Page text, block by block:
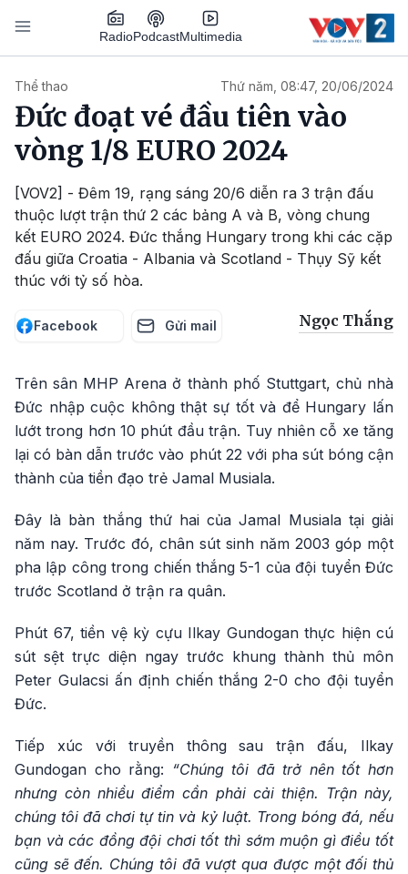
Nhảy đến nội dung
RadioPodcastMultimedia
Thể thao Thứ năm, 08:47, 20/06/2024
Đức đoạt vé đầu tiên vào
vòng 1/8 EURO 2024
[VOV2] - Đêm 19, rạng sáng 20/6 diễn ra 3 trận đấu
thuộc lượt trận thứ 2 các bảng A và B, vòng chung
kết EURO 2024. Đức thắng Hungary trong khi các cặp
đấu giữa Croatia - Albania và Scotland - Thụy Sỹ kết
thúc với tỷ số hòa.
Facebook Gửi mail Ngọc Thắng
Trên sân MHP Arena ở thành phố Stuttgart, chủ nhà
Đức nhập cuộc không thật sự tốt và để Hungary lấn
lướt trong hơn 10 phút đầu trận. Tuy nhiên cỗ xe tăng
lại có bàn dẫn trước vào phút 22 với pha sút bóng cận
thành của tiền đạo trẻ Jamal Musiala.
Đây là bàn thắng thứ hai của Jamal Musiala tại giải
năm nay. Trước đó, chân sút sinh năm 2003 góp một
pha lập công trong chiến thắng 5-1 của đội tuyển Đức
trước Scotland ở trận ra quân.
Phút 67, tiền vệ kỳ cựu Ilkay Gundogan thực hiện cú
sút sệt trực diện ngay trước khung thành thủ môn
Peter Gulacsi ấn định chiến thắng 2-0 cho đội tuyển
Đức.
Tiếp xúc với truyền thông sau trận đấu, Ilkay
Gundogan cho rằng: “Chúng tôi đã trở nên tốt hơn
nhưng còn nhiều điểm cần phải cải thiện. Trận này,
chúng tôi đã chơi tự tin và kỷ luật. Trong bóng đá, nếu
bạn và các đồng đội chơi tốt thì sớm muộn gì điều tốt
cũng sẽ đến. Chúng tôi đã vượt qua được một đối thủ